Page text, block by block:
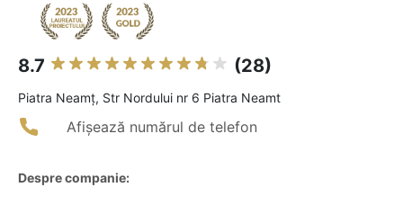
8.7 (28)
Piatra Neamţ, Str Nordului nr 6 Piatra Neamt
Afișează numărul de telefon
Despre companie: